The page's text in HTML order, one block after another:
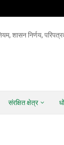
शासन निर्णय,
संरक्षित क्षेत्र